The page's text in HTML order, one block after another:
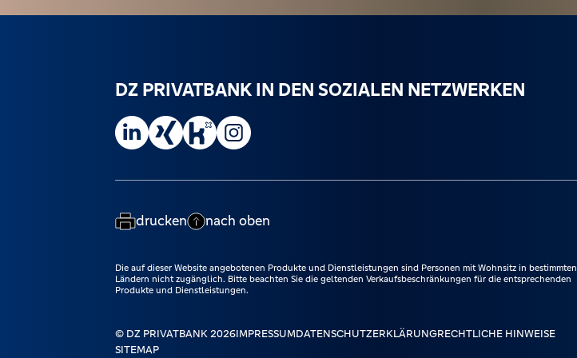
DZ PRIVATBANK IN DEN SOZIALEN NETZWERKEN
DZ PRIVATBANK auf LinkedIn besuchen.
DZ PRIVATBANK auf Xing besuchen.
DZ PRIVATBANK auf Kununu besuchen.
DZ PRIVATBANK auf Instagram besuchen.
drucken nach oben
Die auf dieser Website angebotenen Produkte und Dienstleistungen sind Personen mit Wohnsitz in bestimmten
Ländern nicht zugänglich. Bitte beachten Sie die geltenden Verkaufsbeschränkungen für die entsprechenden
Produkte und Dienstleistungen.
© DZ PRIVATBANK 2026IMPRESSUMDATENSCHUTZERKLÄRUNGRECHTLICHE HINWEISE
SITEMAP